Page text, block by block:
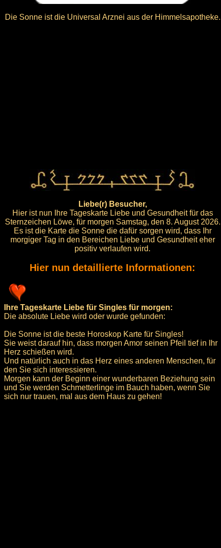
Die Sonne ist die Universal Arznei aus der Himmelsapotheke.
Liebe(r) Besucher,
Hier ist nun Ihre Tageskarte Liebe und Gesundheit für das
Sternzeichen Löwe, für morgen Samstag, den 8. August 2026.
Es ist die Karte die Sonne die dafür sorgen wird, dass Ihr
morgiger Tag in den Bereichen Liebe und Gesundheit eher
positiv verlaufen wird.
Hier nun detaillierte Informationen:
Ihre Tageskarte Liebe für Singles für morgen:
Die absolute Liebe wird oder wurde gefunden:
Die Sonne ist die beste Horoskop Karte für Singles!
Sie weist darauf hin, dass morgen Amor seinen Pfeil tief in Ihr
Herz schießen wird.
Und natürlich auch in das Herz eines anderen Menschen, für
den Sie sich interessieren.
Morgen kann der Beginn einer wunderbaren Beziehung sein
und Sie werden Schmetterlinge im Bauch haben, wenn Sie
sich nur trauen, mal aus dem Haus zu gehen!